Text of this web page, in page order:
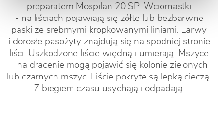
preparatem Mospilan 20 SP. Wciornastki
- na liściach pojawiają się żółte lub bezbarwne
paski ze srebrnymi kropkowanymi liniami. Larwy
i dorosłe pasożyty znajdują się na spodniej stronie
liści. Uszkodzone liście więdną i umierają. Mszyce
- na dracenie mogą pojawić się kolonie zielonych
lub czarnych mszyc. Liście pokryte są lepką cieczą.
Z biegiem czasu usychają i odpadają.